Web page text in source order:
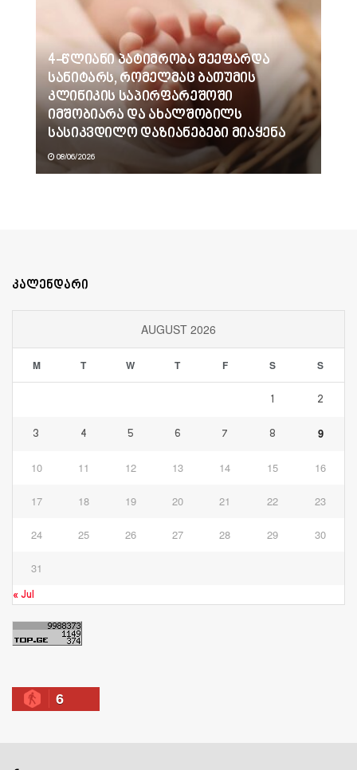
4-წლიანი პატიმრობა შეეფარდა
სანიტარს, რომელმაც ბათუმის
კლინიკის საპირფარეშოში
იმშობიარა და ახალშობილს
სასიკვდილო დაზიანებები მიაყენა
08/06/2026
კალენდარი
AUGUST 2026
M T W T F S S
1 2
3 4 5 6 7 8 9
10 11 12 13 14 15 16
17 18 19 20 21 22 23
24 25 26 27 28 29 30
31
« Jul
6